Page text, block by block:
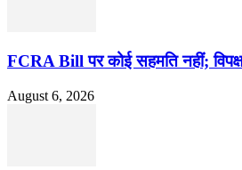
FCRA Bill पर कोई सहमति नहीं;
August 6, 2026